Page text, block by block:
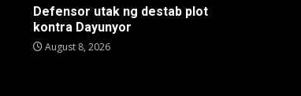
Defensor utak ng destab plot
kontra Dayunyor
August 8, 2026